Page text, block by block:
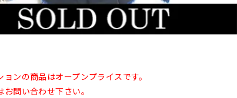
ンの商品はオープンプライスです。
問い合わせ下さい。